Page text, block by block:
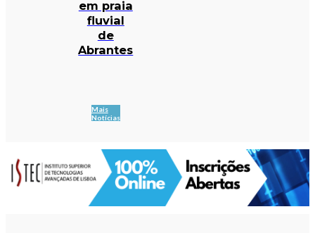
em praia
fluvial
de
Abrantes
Mais
Notícias